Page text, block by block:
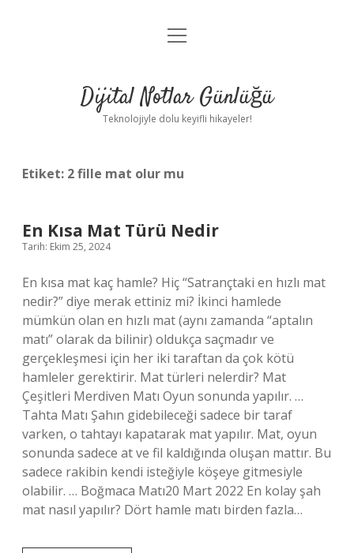
Anasayfa
Yasal Uyarı
menüyü
Dijital Notlar Günlüğü
Teknolojiyle dolu keyifli hikayeler!
Etiket: 2 fille mat olur mu
En Kısa Mat Türü Nedir
Tarih: Ekim 25, 2024
En kısa mat kaç hamle? Hiç “Satrançtaki en hızlı mat
nedir?” diye merak ettiniz mi? İkinci hamlede
mümkün olan en hızlı mat (aynı zamanda “aptalın
matı” olarak da bilinir) oldukça saçmadır ve
gerçekleşmesi için her iki taraftan da çok kötü
hamleler gerektirir. Mat türleri nelerdir? Mat
Çeşitleri Merdiven Matı Oyun sonunda yapılır. …
Tahta Matı Şahın gidebileceği sadece bir taraf
varken, o tahtayı kapatarak mat yapılır. Mat, oyun
sonunda sadece at ve fil kaldığında oluşan mattır. Bu
sadece rakibin kendi isteğiyle köşeye gitmesiyle
olabilir. … Boğmaca Matı20 Mart 2022 En kolay şah
mat nasıl yapılır? Dört hamle matı birden fazla…